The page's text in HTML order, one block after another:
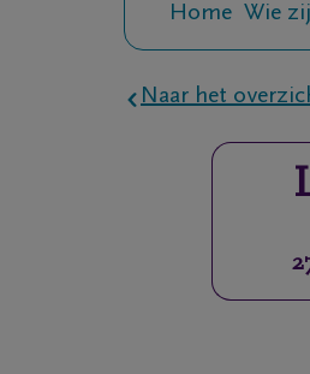
Home Wie
Naar het